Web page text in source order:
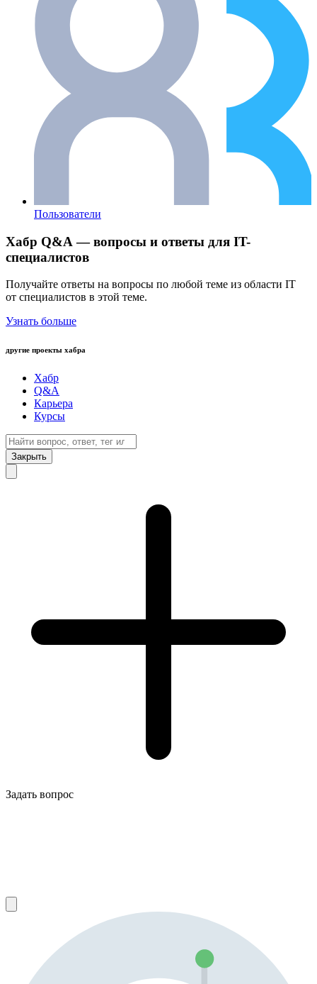
Пользователи
Хабр Q&A — вопросы и ответы для IT-
специалистов
Получайте ответы на вопросы по любой теме из области IT
от специалистов в этой теме.
Узнать больше
другие проекты хабра
Хабр
Q&A
Карьера
Курсы
Закрыть
Задать вопрос